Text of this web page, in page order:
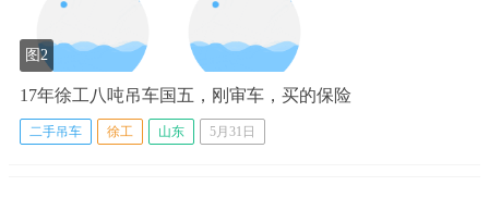
图2
17年徐工八吨吊车国五，刚审车，买的保险
二手吊车 徐工 山东 5月31日